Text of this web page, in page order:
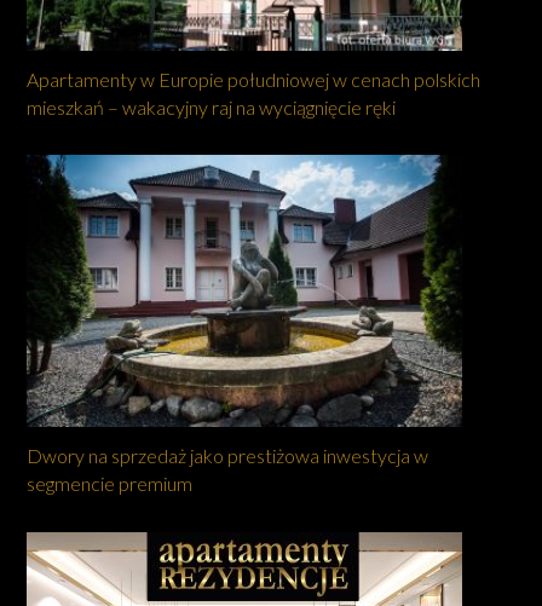
Apartamenty w Europie południowej w cenach polskich
mieszkań – wakacyjny raj na wyciągnięcie ręki
Dwory na sprzedaż jako prestiżowa inwestycja w
segmencie premium